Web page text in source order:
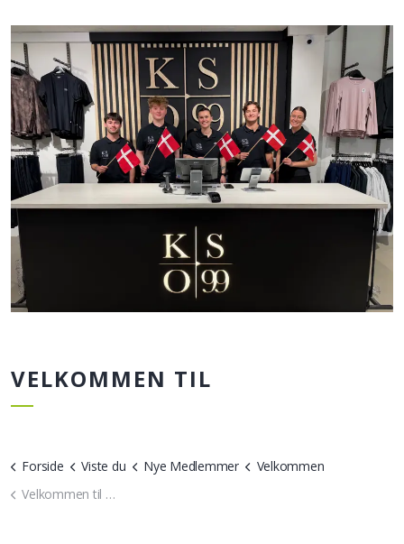
VELKOMMEN TIL
Forside Viste du Nye Medlemmer
Velkommen
Velkommen til Kasier Sport og ortopædi